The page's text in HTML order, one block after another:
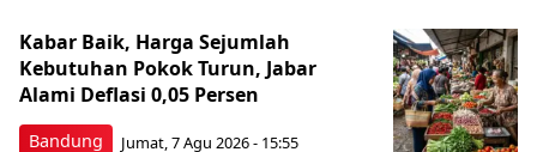
Bandung
Kabar Baik, Harga Sejumlah
Kebutuhan Pokok Turun, Jabar
Alami Deflasi 0,05 Persen
Jumat, 7 Agu 2026 - 15:55